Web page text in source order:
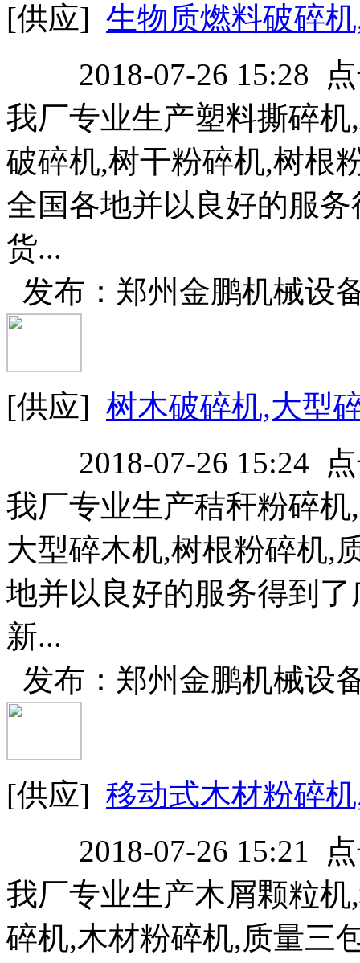
[供应] 生物质燃料破碎
2018-07-26 15:28
我厂专业生产塑料撕碎
破碎机,树干粉碎机,树根
全国各地并以良好的服
货...
发布：郑州金鹏机械设
[供应] 树木破碎机,大型
2018-07-26 15:24
我厂专业生产秸秆粉碎
大型碎木机,树根粉碎机,
地并以良好的服务得到
新...
发布：郑州金鹏机械设
[供应] 移动式木材粉碎
2018-07-26 15:21
我厂专业生产木屑颗粒
碎机,木材粉碎机,质量三